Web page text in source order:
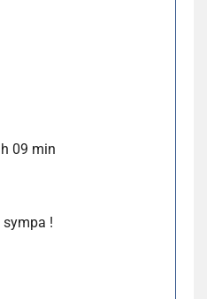
09 min
sympa !